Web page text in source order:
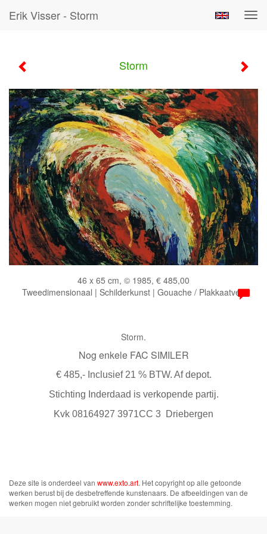
Erik Visser - Storm
Storm
46 x 65 cm, © 1985, € 485,00
Tweedimensionaal | Schilderkunst | Gouache / Plakkaatverf
Storm.
Nog enkele FAC SIMILER
€ 485,- Inclusief 21 % BTW. Af depot.
Stichting Inderdaad is verkopende partij.
Kvk 08164927 3971CC 3 Driebergen
Deze site is onderdeel van www.exto.art. Het copyright op alle getoonde
werken berust bij de desbetreffende kunstenaars. De afbeeldingen van de
werken mogen niet gebruikt worden zonder schriftelijke toestemming.